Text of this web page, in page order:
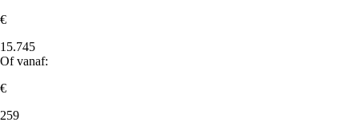
€
15.745
Of vanaf:
€
259